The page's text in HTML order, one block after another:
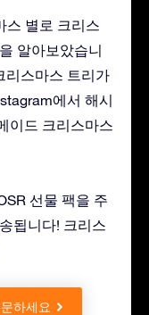
스 별로 크리스
알아보았습니
리스마스 트리가
에서 해시
이드 크리스마스
선물 팩을 주
됩니다! 크리스
하세요